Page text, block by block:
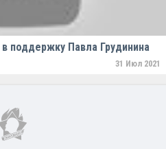
поддержку Павла Грудинина
31 Июл 2021